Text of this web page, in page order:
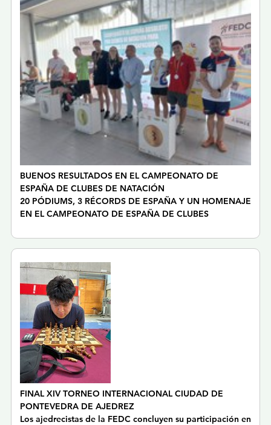
BUENOS RESULTADOS EN EL CAMPEONATO DE
ESPAÑA DE CLUBES DE NATACIÓN
20 PÓDIUMS, 3 RÉCORDS DE ESPAÑA Y UN HOMENAJE
EN EL CAMPEONATO DE ESPAÑA DE CLUBES
FINAL XIV TORNEO INTERNACIONAL CIUDAD DE
PONTEVEDRA DE AJEDREZ
Los ajedrecistas de la FEDC concluyen su participación en